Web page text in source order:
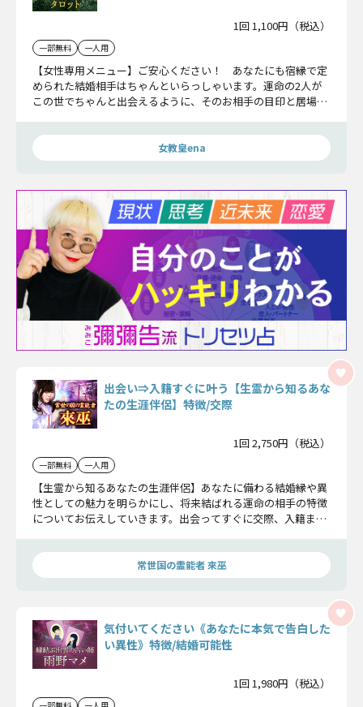
1回 1,100円（税込）
一部無料 一人用
【女性専用メニュー】ご安心ください！ あなたにも宿縁で定
められた結婚相手はちゃんといらっしゃいます。運命の2人が
この世でちゃんと出会えるように、そのお相手の目印と居場
女教皇ena
出会い⇒入籍すぐに叶う【生霊から知るあな
たの生涯伴侶】特徴/交際
1回 2,750円（税込）
一部無料 一人用
【生霊から知るあなたの生涯伴侶】あなたに備わる結婚縁や異
性としての魅力を明らかにし、将来結ばれる運命の相手の特徴
についてお伝えしていきます。出会ってすぐに交際、入籍まで
常世国の霊能者 來巫
気付いてください《あなたに本気で告白した
い異性》特徴/結婚可能性
1回 1,980円（税込）